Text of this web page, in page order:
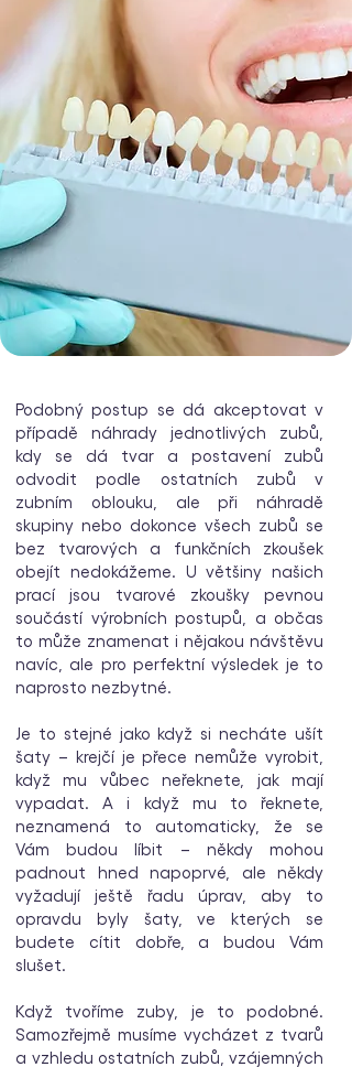
Podobný postup se dá akceptovat v
případě náhrady jednotlivých zubů,
kdy se dá tvar a postavení zubů
odvodit podle ostatních zubů v
zubním oblouku, ale při náhradě
skupiny nebo dokonce všech zubů se
bez tvarových a funkčních zkoušek
obejít nedokážeme. U většiny našich
prací jsou tvarové zkoušky pevnou
součástí výrobních postupů, a občas
to může znamenat i nějakou návštěvu
navíc, ale pro perfektní výsledek je to
naprosto nezbytné.
Je to stejné jako když si necháte ušít
šaty – krejčí je přece nemůže vyrobit,
když mu vůbec neřeknete, jak mají
vypadat. A i když mu to řeknete,
neznamená to automaticky, že se
Vám budou líbit – někdy mohou
padnout hned napoprvé, ale někdy
vyžadují ještě řadu úprav, aby to
opravdu byly šaty, ve kterých se
budete cítit dobře, a budou Vám
slušet.
Když tvoříme zuby, je to podobné.
Samozřejmě musíme vycházet z tvarů
a vzhledu ostatních zubů, vzájemných